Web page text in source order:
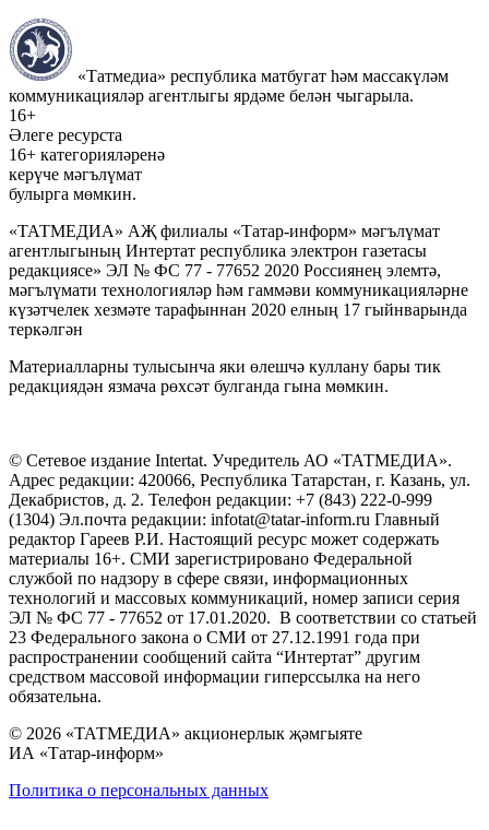
«Татмедиа» республика матбугат һәм массакүләм
коммуникацияләр агентлыгы ярдәме белән чыгарыла.
16+
Әлеге ресурста
16+ категорияләренә
керүче мәгълүмат
булырга мөмкин.
«ТАТМЕДИА» АҖ филиалы «Татар-информ» мәгълүмат
агентлыгының Интертат республика электрон газетасы
редакциясе» ЭЛ № ФС 77 - 77652 2020 Россиянең элемтә,
мәгълүмати технологияләр һәм гаммәви коммуникацияләрне
күзәтчелек хезмәте тарафыннан 2020 елның 17 гыйнварында
теркәлгән
Материалларны тулысынча яки өлешчә куллану бары тик
редакциядән язмача рөхсәт булганда гына мөмкин.
© Сетевое издание Intertat. Учредитель АО «ТАТМЕДИА».
Адрес редакции: 420066, Республика Татарстан, г. Казань, ул.
Декабристов, д. 2. Телефон редакции: +7 (843) 222-0-999
(1304) Эл.почта редакции: infotat@tatar-inform.ru Главный
редактор Гареев Р.И. Настоящий ресурс может содержать
материалы 16+. СМИ зарегистрировано Федеральной
службой по надзору в сфере связи, информационных
технологий и массовых коммуникаций, номер записи серия
ЭЛ № ФС 77 - 77652 от 17.01.2020. В соответствии со статьей
23 Федерального закона о СМИ от 27.12.1991 года при
распространении сообщений сайта “Интертат” другим
средством массовой информации гиперссылка на него
обязательна.
© 2026 «ТАТМЕДИА» акционерлык җәмгыяте
ИА «Татар-информ»
Политика о персональных данных